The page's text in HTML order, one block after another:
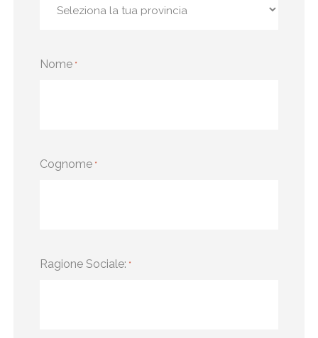
Nome *
Cognome *
Ragione Sociale: *